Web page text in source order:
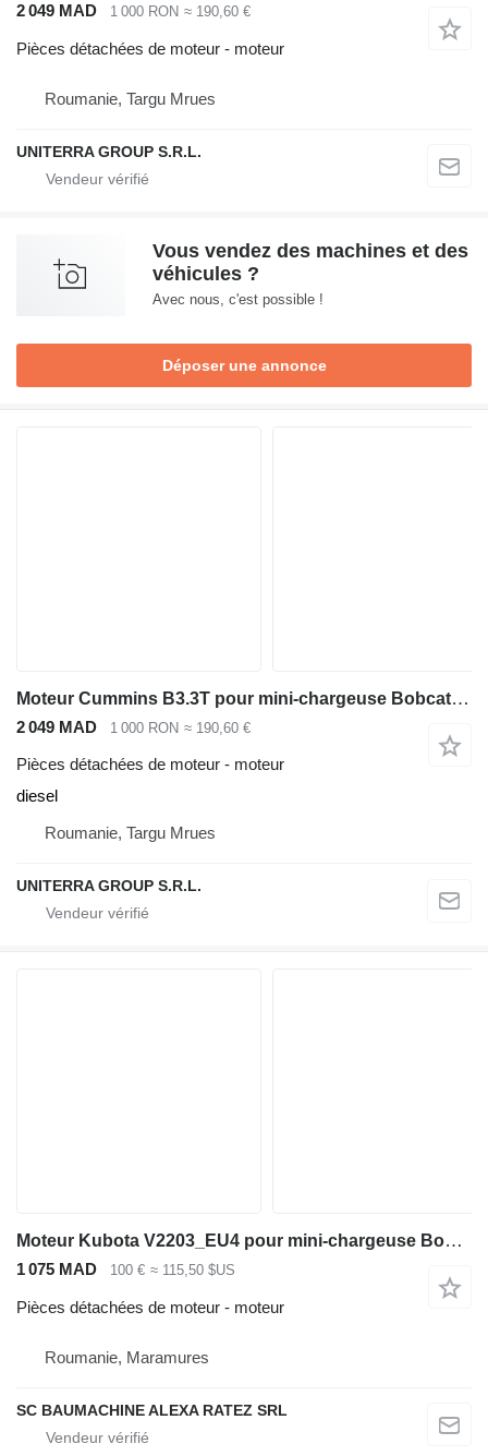
2 049 MAD 1 000 RON ≈ 190,60 €
Pièces détachées de moteur - moteur
Roumanie, Targu Mrues
UNITERRA GROUP S.R.L.
Vous vendez des machines et des
véhicules ?
Avec nous, c'est possible !
Déposer une annonce
Moteur Cummins B3.3T pour mini-chargeuse Bobcat S160 S175 T190
2 049 MAD 1 000 RON ≈ 190,60 €
Pièces détachées de moteur - moteur
diesel
Roumanie, Targu Mrues
UNITERRA GROUP S.R.L.
Moteur Kubota V2203_EU4 pour mini-chargeuse Bobcat T140
1 075 MAD 100 € ≈ 115,50 $US
Pièces détachées de moteur - moteur
Roumanie, Maramures
SC BAUMACHINE ALEXA RATEZ SRL